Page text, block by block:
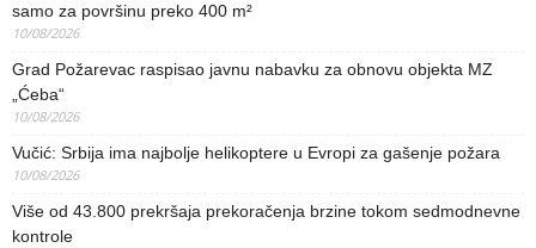
samo za površinu preko 400 m²
10/08/2026
Grad Požarevac raspisao javnu nabavku za obnovu objekta MZ
„Ćeba“
10/08/2026
Vučić: Srbija ima najbolje helikoptere u Evropi za gašenje požara
10/08/2026
Više od 43.800 prekršaja prekoračenja brzine tokom sedmodnevne
kontrole